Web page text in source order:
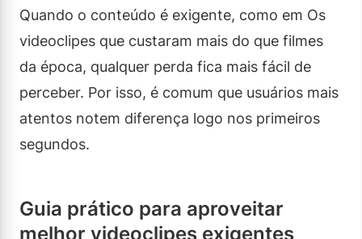
Quando o conteúdo é exigente, como em Os
videoclipes que custaram mais do que filmes
da época, qualquer perda fica mais fácil de
perceber. Por isso, é comum que usuários mais
atentos notem diferença logo nos primeiros
segundos.
Guia prático para aproveitar
melhor videoclipes exigentes